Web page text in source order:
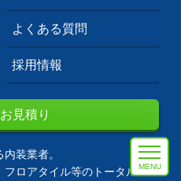
MENU
よくある質問
採用情報
見積り
装業者。
ロアタイル等のトータルコ